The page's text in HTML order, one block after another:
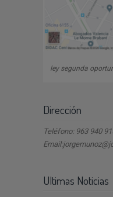
ley segunda
Dirección
Teléfono: 963 940
Ultimas Noticias